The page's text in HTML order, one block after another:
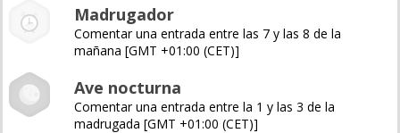
Madrugador
Comentar una entrada entre las 7 y las 8 de la
mañana [GMT +01:00 (CET)]
Ave nocturna
Comentar una entrada entre la 1 y las 3 de la
madrugada [GMT +01:00 (CET)]